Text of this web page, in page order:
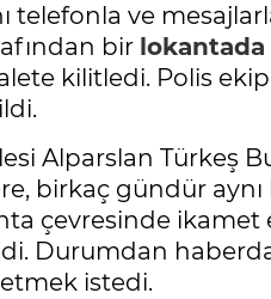
telefonla ve
bir lokantada
kilitledi. Polis
Alparslan Türkeş
birkaç gündür
çevresinde
Durumdan
istedi.